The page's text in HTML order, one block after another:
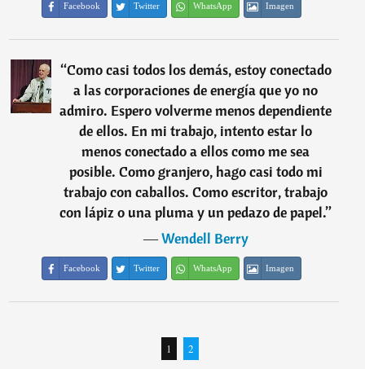
Facebook Twitter WhatsApp Imagen
“Como casi todos los demás, estoy conectado
a las corporaciones de energía que yo no
admiro. Espero volverme menos dependiente
de ellos. En mi trabajo, intento estar lo
menos conectado a ellos como me sea
posible. Como granjero, hago casi todo mi
trabajo con caballos. Como escritor, trabajo
con lápiz o una pluma y un pedazo de papel.”
―Wendell Berry
Facebook Twitter WhatsApp Imagen
1 2